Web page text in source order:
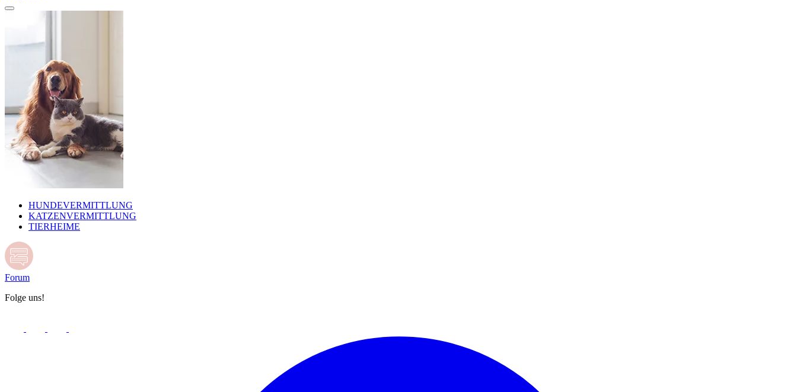
HUNDEVERMITTLUNG
KATZENVERMITTLUNG
TIERHEIME
Forum
Folge uns!